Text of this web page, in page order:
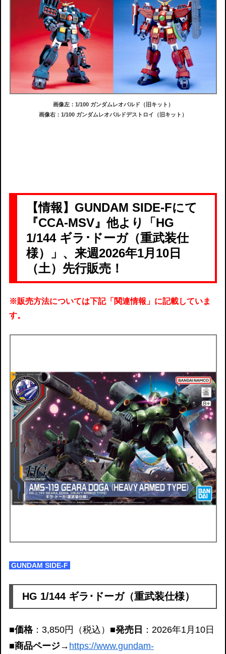
画像左：1/100 ガンダムレオパルド（旧キット）
画像右：1/100 ガンダムレオパルドデストロイ（旧キット）
【情報】GUNDAM SIDE-Fにて
『CCA-MSV』他より「HG
1/144 ギラ･ドーガ（重武装仕
様）」、来週2026年1月10日
（土）先行販売！
※販売方法については下記「関連情報」に記載していま
す。
GUNDAM SIDE-F
HG 1/144 ギラ･ドーガ（重武装仕様）
■価格：3,850円（税込） ■発売日 ：2026年1月10日
■商品ページ→ https://www.gundam-